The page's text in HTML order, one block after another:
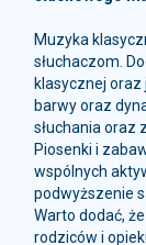
słuchaczom.
klasycznej oraz
barwy oraz
słuchania oraz
Piosenki i
wspólnych
podwyższenie
Warto dodać,
rodziców i
przeszłości.